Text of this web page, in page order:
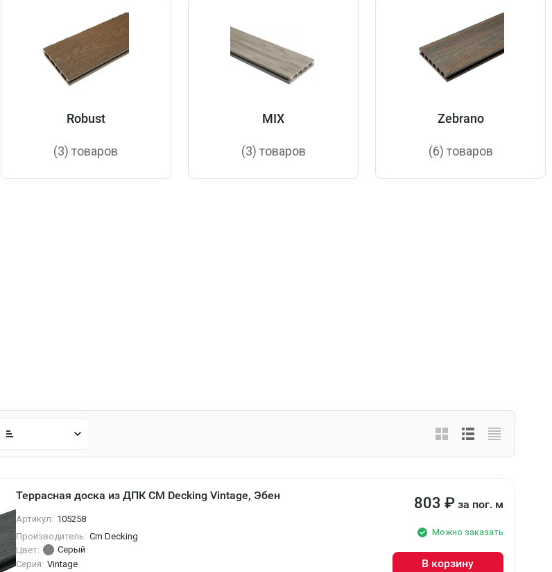
Robust
(3) товаров
MIX
(3) товаров
Zebrano
(6) товаров
Террасная доска из ДПК CM Decking Vintage, Эбен
Артикул: 105258
Производитель: Cm Decking
Цвет:
Серый
Серия: Vintage
803 ₽ за пог. м
Можно заказать
В корзину